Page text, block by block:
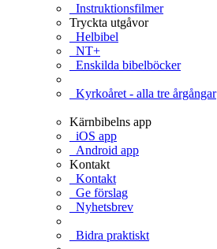
Instruktionsfilmer
Tryckta utgåvor
Helbibel
NT+
Enskilda bibelböcker
Kyrkoåret - alla tre årgångar
Kärnbibelns app
iOS app
Android app
Kontakt
Kontakt
Ge förslag
Nyhetsbrev
Bidra praktiskt